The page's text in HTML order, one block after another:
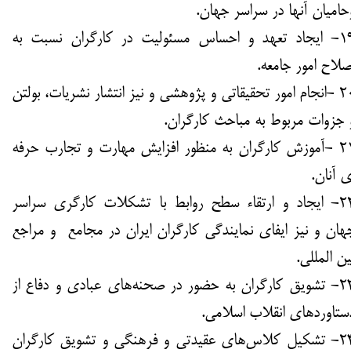
آنها در سراسر جهان.
19- ایجاد تعهد و احساس مسئولیت در کارگران نسبت به
امور جامعه.
20 -انجام امور تحقیقاتی و پژوهشی و نیز انتشار نشریات، بولتن
جزوات مربوط به مباحث کارگران.
21 -آموزش کارگران به منظور افزایش مهارت و تجارب حرفه
آنان.
22- ایجاد و ارتقاء سطح روابط با تشکلات کارگری سراسر
و نیز ایفای نمایندگی کارگران ایران در مجامع و مراجع
المللی.
23- تشویق کارگران به حضور در صحنه‌های عبادی و دفاع از
انقلاب اسلامی.
24- تشکیل کلاس‌های عقیدتی و فرهنگی و تشویق کارگران